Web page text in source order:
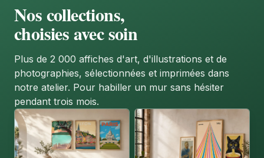
Nos collections,
choisies avec soin
Plus de 2 000 affiches d'art, d'illustrations et de
photographies, sélectionnées et imprimées dans
notre atelier. Pour habiller un mur sans hésiter
pendant trois mois.